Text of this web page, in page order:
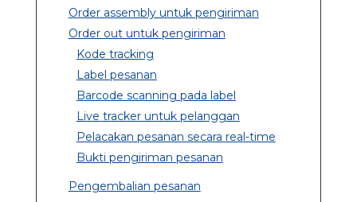
Order assembly untuk pengiriman
Order out untuk pengiriman
Kode tracking
Label pesanan
Barcode scanning pada label
Live tracker untuk pelanggan
Pelacakan pesanan secara real-time
Bukti pengiriman pesanan
Pengembalian pesanan